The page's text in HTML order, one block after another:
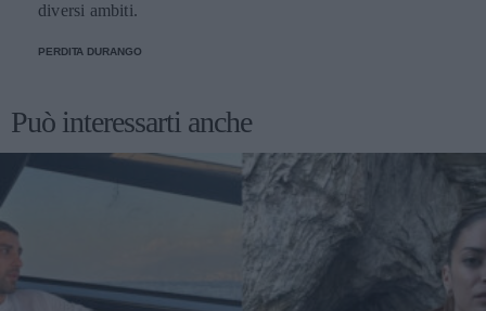
diversi ambiti.
PERDITA DURANGO
Può interessarti anche